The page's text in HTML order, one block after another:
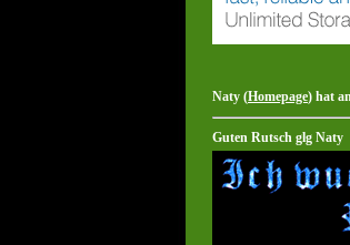
Naty (Homepage) hat
Guten Rutsch glg Naty